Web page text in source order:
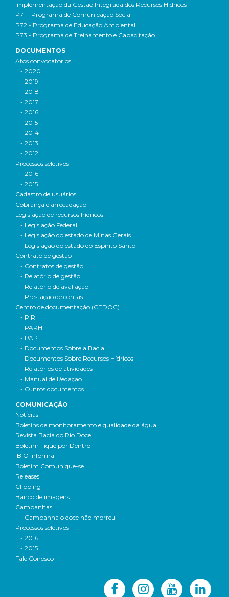
Implementação da Gestão Integrada dos Recursos Hídricos
P71 - Programa de Comunicação Social
P72 - Programa de Educação Ambiental
P73 - Programa de Treinamento e Capacitação
DOCUMENTOS
Atos convocatórios
- 2020
- 2019
- 2018
- 2017
- 2016
- 2015
- 2014
- 2013
- 2012
Processos seletivos
- 2016
- 2015
Cadastro de usuários
Cobrança e arrecadação
Legislação de recursos hídricos
- Legislação Federal
- Legislação do estado de Minas Gerais
- Legislação do estado do Espírito Santo
Contrato de gestão
- Contratos de gestão
- Relatório de gestão
- Relatório de avaliação
- Prestação de contas
Centro de documentação (CEDOC)
- PIRH
- PARH
- PAP
- Documentos Sobre a Bacia
- Documentos Sobre Recursos Hídricos
- Relatórios de atividades
- Manual de Redação
- Outros documentos
COMUNICAÇÃO
Notícias
Boletins de monitoramento e qualidade da água
Revista Bacia do Rio Doce
Boletim Fique por Dentro
IBIO Informa
Boletim Comunique-se
Releases
Clipping
Banco de imagens
Campanhas
- Campanha o doce não morreu
Processos seletivos
- 2016
- 2015
Fale Conosco